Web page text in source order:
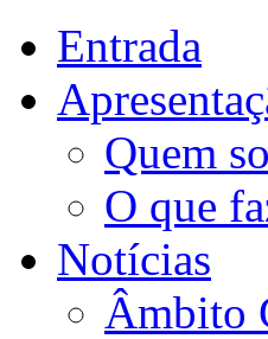
Entrada
Quem
O que
Notícias
Âmbito